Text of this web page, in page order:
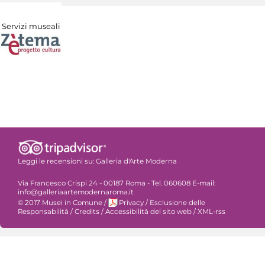
Servizi museali
Leggi le recensioni su: Galleria d'Arte Moderna
Via Francesco Crispi 24 - 00187 Roma - Tel. 060608 E-mail:
info@galleriaartemodernaroma.it
© 2017 Musei in Comune / Privacy / Esclusione delle
Responsabilità / Credits / Accessibilità del sito web / XML-rss